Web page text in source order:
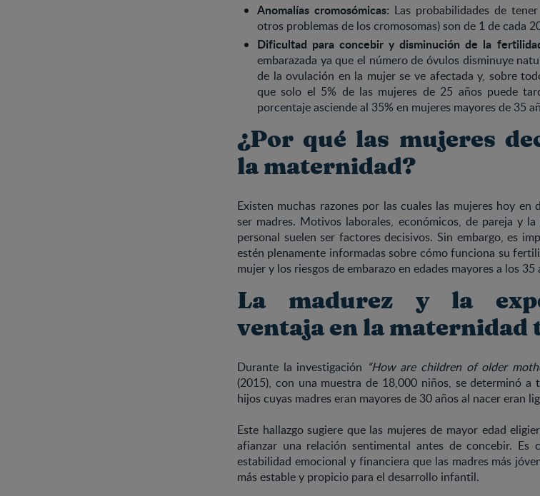
Anomalías cromosómicas: Las probabilidades de
otros problemas de los cromosomas) son de 1 de cada
Dificultad para concebir y disminución de la
embarazada ya que el número de óvulos disminuye
de la ovulación en la mujer se ve afectada y, sobre
que solo el 5% de las mujeres de 25 años puede
porcentaje asciende al 35% en mujeres mayores de 35
¿Por qué las mujeres
la maternidad?
Existen muchas razones por las cuales las mujeres hoy en
ser madres. Motivos laborales, económicos, de pareja y
personal suelen ser factores decisivos. Sin embargo, es
estén plenamente informadas sobre cómo funciona su
mujer y los riesgos de embarazo en edades mayores a los 35
La madurez y la
ventaja en la maternidad
Durante la investigación “How are children of older
(2015), con una muestra de 18,000 niños, se determinó a
hijos cuyas madres eran mayores de 30 años al nacer eran
Este hallazgo sugiere que las mujeres de mayor edad
afianzar una relación sentimental antes de concebir. Es
estabilidad emocional y financiera que las madres más
más estable y propicio para el desarrollo infantil.